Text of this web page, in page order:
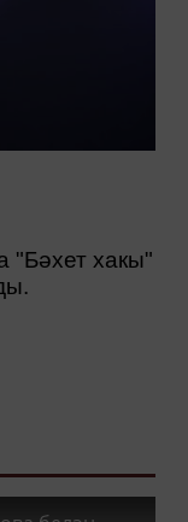
"Бәхет хакы"